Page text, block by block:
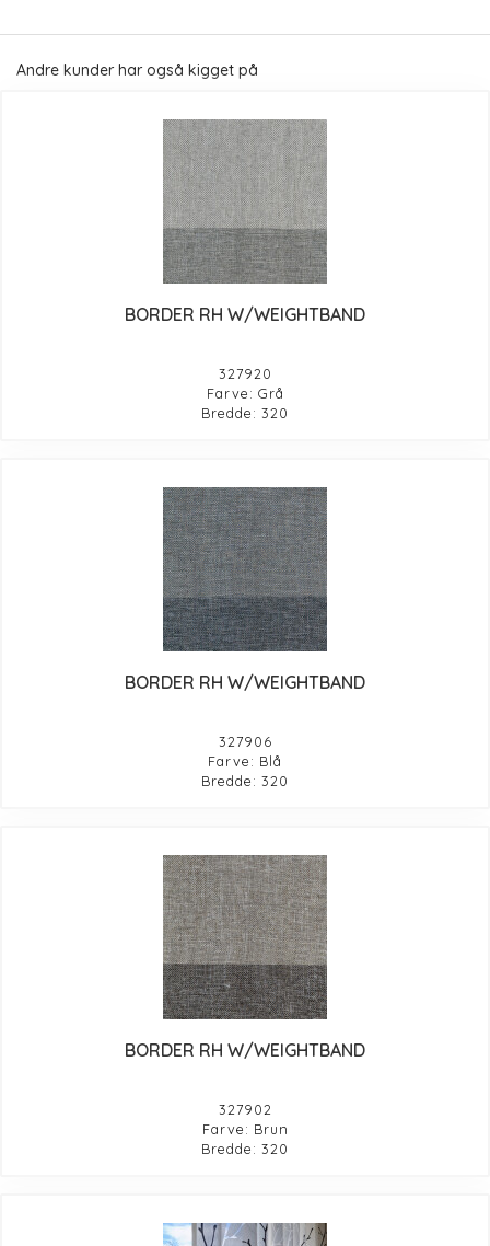
Andre kunder har også kigget på
BORDER RH W/WEIGHTBAND
327920
Farve: Grå
Bredde: 320
BORDER RH W/WEIGHTBAND
327906
Farve: Blå
Bredde: 320
BORDER RH W/WEIGHTBAND
327902
Farve: Brun
Bredde: 320